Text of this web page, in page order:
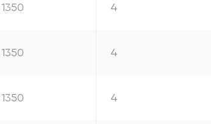
1350 4
1350 4
1350 4